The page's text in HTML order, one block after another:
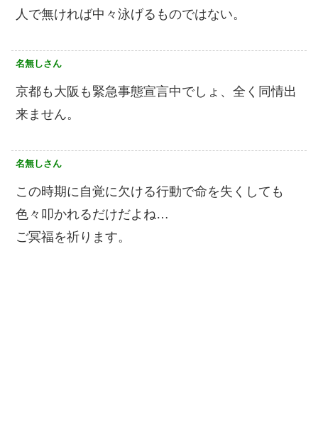
人で無ければ中々泳げるものではない。
名無しさん
京都も大阪も緊急事態宣言中でしょ、全く同情出
来ません。
名無しさん
この時期に自覚に欠ける行動で命を失くしても
色々叩かれるだけだよね…
ご冥福を祈ります。